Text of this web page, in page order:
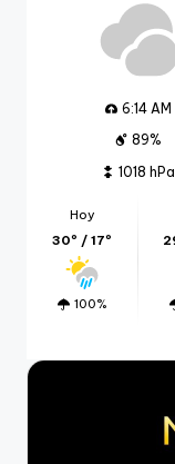
6:14 AM
89%
1018 hPa
Hoy
30º / 17º
100%